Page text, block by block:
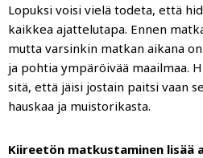
Lopuksi voisi vielä todeta, että
kaikkea ajattelutapa. Ennen
mutta varsinkin matkan aikana
ja pohtia ympäröivää maailmaa.
sitä, että jäisi jostain paitsi vaan
hauskaa ja muistorikasta.
Kiireetön matkustaminen lisää